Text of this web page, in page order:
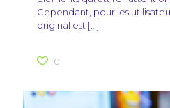
Cependant, pour les
original est […]
0